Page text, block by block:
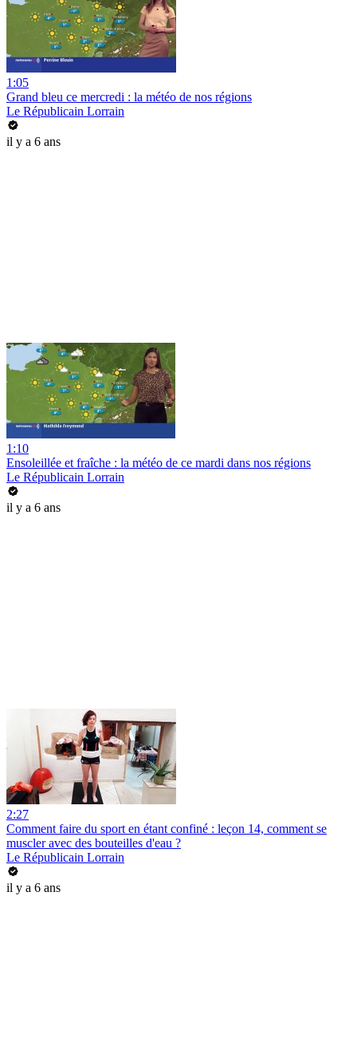
1:05
Grand bleu ce mercredi : la météo de nos régions
Le Républicain Lorrain
il y a 6 ans
1:10
Ensoleillée et fraîche : la météo de ce mardi dans nos régions
Le Républicain Lorrain
il y a 6 ans
2:27
Comment faire du sport en étant confiné : leçon 14, comment se
muscler avec des bouteilles d'eau ?
Le Républicain Lorrain
il y a 6 ans